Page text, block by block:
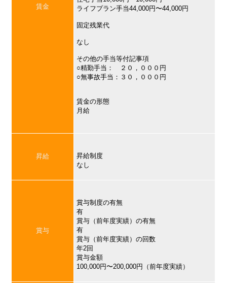
賃金
ライフプラン手当44,000円〜44,000円
固定残業代
なし
その他の手当等付記事項
○精勤手当： ２０，０００円
○無事故手当：３０，０００円
賃金の形態
月給
昇給
昇給制度
なし
賞与
賞与制度の有無
有
賞与（前年度実績）の有無
有
賞与（前年度実績）の回数
年2回
賞与金額
100,000円〜200,000円（前年度実績）